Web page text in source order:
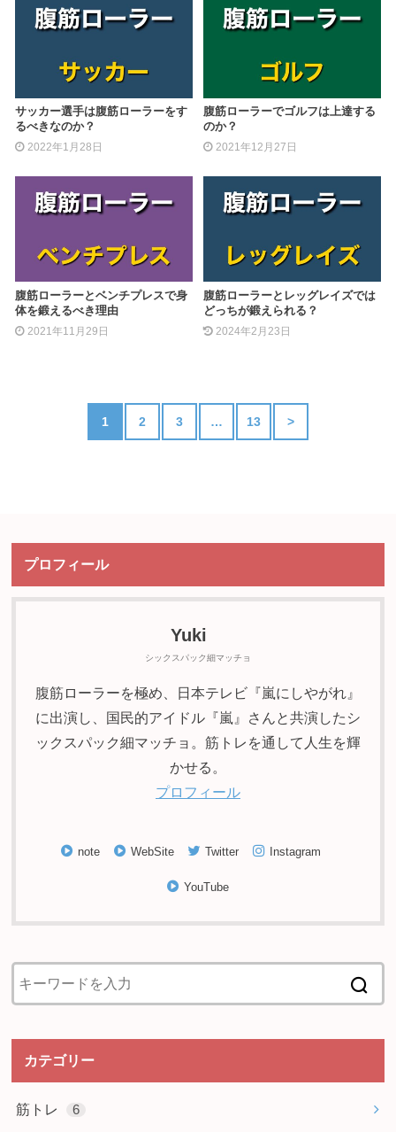
サッカー選手は腹筋ローラーをす
るべきなのか？
2022年1月28日
腹筋ローラーでゴルフは上達する
のか？
2021年12月27日
腹筋ローラーとベンチプレスで身
体を鍛えるべき理由
2021年11月29日
腹筋ローラーとレッグレイズでは
どっちが鍛えられる？
2024年2月23日
1 2 3 … 13 >
プロフィール
Yuki
シックスパック細マッチョ
腹筋ローラーを極め、日本テレビ『嵐にしやがれ』
に出演し、国民的アイドル『嵐』さんと共演したシ
ックスパック細マッチョ。筋トレを通して人生を輝
かせる。
プロフィール
note WebSite Twitter Instagram
YouTube
カテゴリー
筋トレ 6